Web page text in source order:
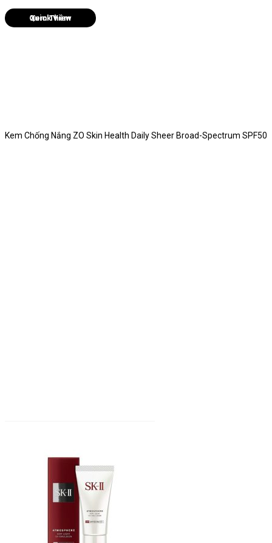
Quick View
Kem Chống Nắng ZO Skin Health Daily Sheer Broad-Spectrum SPF50